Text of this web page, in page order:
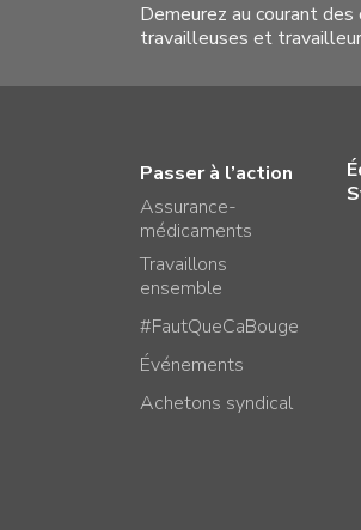
Demeurez au courant
travailleuses et
Passer à l’action
Assurance-
médicaments
Travaillons
ensemble
#FautQueCaBouge
Événements
Achetons syndical